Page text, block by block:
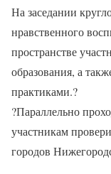
На заседании
нравственного
пространстве
образования, а
практиками.?
?Параллельно
участникам
городов